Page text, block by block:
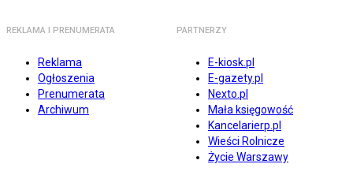
REKLAMA I PRENUMERATA
Reklama
Ogłoszenia
Prenumerata
Archiwum
PARTNERZY
E-kiosk.pl
E-gazety.pl
Nexto.pl
Mała księgowość
Kancelarierp.pl
Wieści Rolnicze
Życie Warszawy